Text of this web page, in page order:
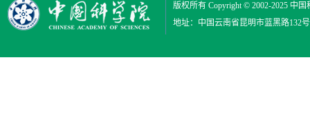
版权所有 Copyright © 2002-2025 中国
地址：中国云南省昆明市蓝黑路